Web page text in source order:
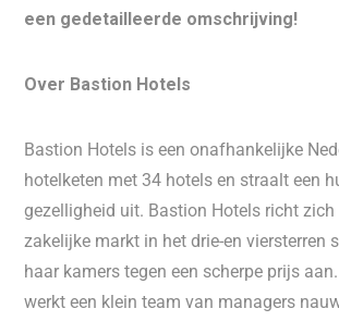
een gedetailleerde omschrijving!
Over Bastion Hotels
Bastion Hotels is een onafhankelijke
hotelketen met 34 hotels en straalt een
gezelligheid uit. Bastion Hotels richt
zakelijke markt in het drie-en viersterren
haar kamers tegen een scherpe prijs
werkt een klein team van managers